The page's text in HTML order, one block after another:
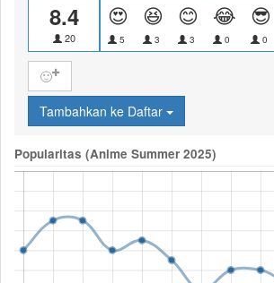
8.4
20
😍
5
😆
3
😊
3
😂
0
😎
0
🙂
Tambahkan ke Daftar
Popularitas (Anime Summer 2025)